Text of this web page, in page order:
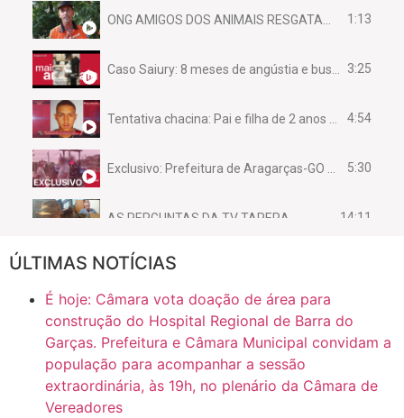
1:13
3:25
4:54
5:30
AS PERGUNTAS DA TV TAPERA 14:11
CASO SAIURY - SEM CORTES
Mini Ginásio de Aragarças- Só a bo$ta 6:31
ÚLTIMAS NOTÍCIAS
É hoje: Câmara vota doação de área para
construção do Hospital Regional de Barra do
Garças. Prefeitura e Câmara Municipal convidam a
população para acompanhar a sessão
extraordinária, às 19h, no plenário da Câmara de
Vereadores